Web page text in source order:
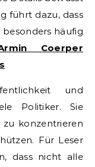
führt dazu, dass
besonders häufig
Coerper
und
Politiker. Sie
konzentrieren
Für Leser
dass nicht alle